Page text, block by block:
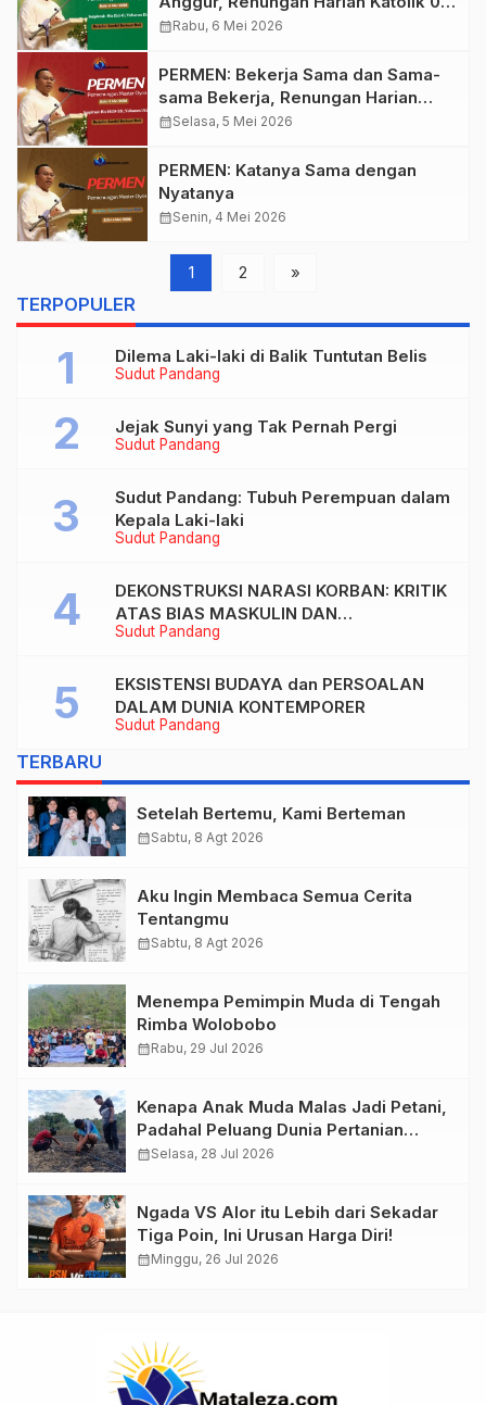
Mei 2026
calendar_monthRabu, 6 Mei 2026
PERMEN: Bekerja Sama dan Sama-
sama Bekerja, Renungan Harian
Katolik 05 Mei 2026
calendar_monthSelasa, 5 Mei 2026
PERMEN: Katanya Sama dengan
Nyatanya
calendar_monthSenin, 4 Mei 2026
1 2 »
TERPOPULER
Sudut Pandang
Dilema Laki-laki di Balik Tuntutan Belis
Sudut Pandang
Jejak Sunyi yang Tak Pernah Pergi
Sudut Pandang
Sudut Pandang: Tubuh Perempuan dalam
Kepala Laki-laki
Sudut Pandang
DEKONSTRUKSI NARASI KORBAN: KRITIK
ATAS BIAS MASKULIN DAN
OBJEKTIVIKASI PEREMPUAN DALAM
TUNTUTAN BELIS” KARYA AGUSTINUS
S. SASMITA
Sudut Pandang
EKSISTENSI BUDAYA dan PERSOALAN
DALAM DUNIA KONTEMPORER
TERBARU
Setelah Bertemu, Kami Berteman
calendar_monthSabtu, 8 Agt 2026
Aku Ingin Membaca Semua Cerita
Tentangmu
calendar_monthSabtu, 8 Agt 2026
Menempa Pemimpin Muda di Tengah
Rimba Wolobobo
calendar_monthRabu, 29 Jul 2026
Kenapa Anak Muda Malas Jadi Petani,
Padahal Peluang Dunia Pertanian
Menjanjikan?
calendar_monthSelasa, 28 Jul 2026
Ngada VS Alor itu Lebih dari Sekadar
Tiga Poin, Ini Urusan Harga Diri!
calendar_monthMinggu, 26 Jul 2026